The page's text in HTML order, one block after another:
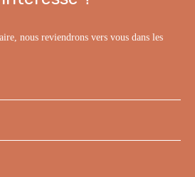
nous reviendrons vers vous dans les